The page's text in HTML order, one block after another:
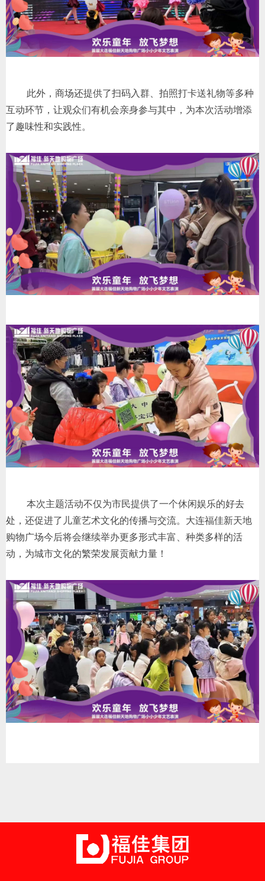
此外，商场还提供了扫码入群、拍照打卡送礼物等多种
互动环节，让观众们有机会亲身参与其中，为本次活动增添
了趣味性和实践性。
本次主题活动不仅为市民提供了一个休闲娱乐的好去
处，还促进了儿童艺术文化的传播与交流。大连福佳新天地
购物广场今后将会继续举办更多形式丰富、种类多样的活
动，为城市文化的繁荣发展贡献力量！